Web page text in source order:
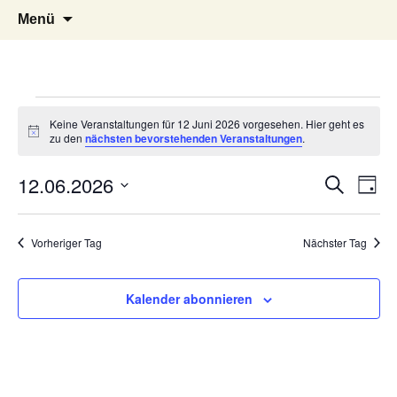
Klimaarbeitskreis
Lauda-Königshofen
Menü
Veranstaltungen
für
12
Juni
Hinweis
Keine Veranstaltungen für 12 Juni 2026 vorgesehen. Hier geht es
zu den nächsten bevorstehenden Veranstaltungen.
Suche
und
Suche
Tag
12.06.2026
Vorheriger Tag
Nächster Tag
Kalender abonnieren